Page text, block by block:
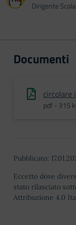
Dirigente
Documenti
circolare
pdf - 315
Pubblicato:
Eccetto dove
stato rilasciato
Attribuzione 4.0